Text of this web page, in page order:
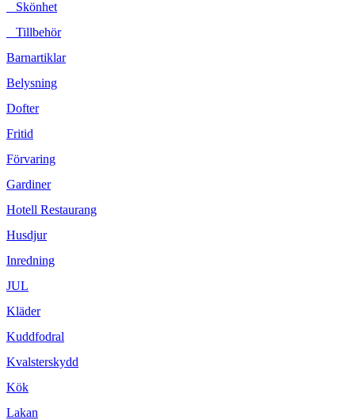
Skönhet
Tillbehör
Barnartiklar
Belysning
Dofter
Fritid
Förvaring
Gardiner
Hotell Restaurang
Husdjur
Inredning
JUL
Kläder
Kuddfodral
Kvalsterskydd
Kök
Lakan